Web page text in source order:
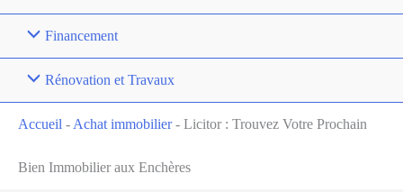
Financement
Rénovation et Travaux
Accueil - Achat immobilier- Licitor : Trouvez Votre Prochain
Bien Immobilier aux Enchères